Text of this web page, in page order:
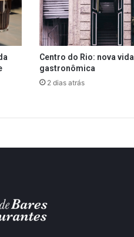
Centro do Rio: nova vida
gastronômica
2 dias atrás